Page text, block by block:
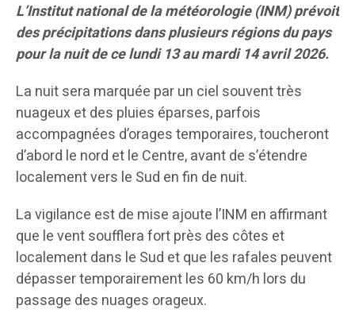
L’Institut national de la météorologie (INM) prévoit
des précipitations dans plusieurs régions du pays
pour la nuit de ce lundi 13 au mardi 14 avril 2026.
​La nuit sera marquée par un ciel souvent très
nuageux et des pluies éparses, parfois
accompagnées d’orages temporaires, toucheront
d’abord le nord et le Centre, avant de s’étendre
localement vers le Sud en fin de nuit.
​La vigilance est de mise ajoute l’INM en affirmant
que le vent soufflera fort près des côtes et
localement dans le Sud et que les rafales peuvent
dépasser temporairement les 60 km/h lors du
passage des nuages orageux.